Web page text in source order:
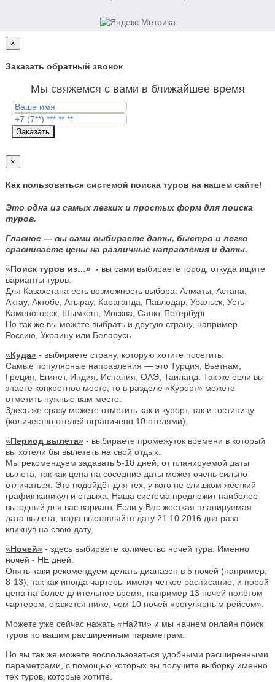
×
Заказать обратный звонок
Мы свяжемся с вами в ближайшее время
Заказать
×
Как пользоваться системой поиска туров на нашем сайте!
Это одна из самых легких и простых форм для поиска
туров.
Главное — вы сами выбираете даты, быстро и легко
сравниваете цены на различные направления и даты.
«Поиск туров из…» - вы сами выбираете город, откуда ищите
варианты туров.
Для Казахстана есть возможность выбора: Алматы, Астана,
Актау, Актобе, Атырау, Караганда, Павлодар, Уральск, Усть-
Каменогорск, Шымкент, Москва, Санкт-Петербург
Но так же вы можете выбрать и другую страну, например
Россию, Украину или Беларусь.
«Куда» - выбираете страну, которую хотите посетить.
Самые популярные направления — это Турция, Вьетнам,
Греция, Египет, Индия, Испания, ОАЭ, Таиланд. Так же если вы
знаете конкретное место, то в разделе «Курорт» можете
отметить нужные вам место.
Здесь же сразу можете отметить как и курорт, так и гостиницу
(количество отелей ограничено 10 отелями).
«Период вылета» - выбираете промежуток времени в который
вы хотели бы вылететь на свой отдых.
Мы рекомендуем задавать 5-10 дней, от планируемой даты
вылета, так как цена на соседние даты может очень сильно
отличаться. Это подойдёт для тех, у кого не слишком жёсткий
график каникул и отдыха. Наша система предложит наиболее
выгодный для вас вариант. Если у Вас жесткая планируемая
дата вылета, тогда выставляйте дату 21.10.2016 два раза
кликнув на свою дату.
«Ночей» - здесь выбираете количество ночей тура. Именно
ночей - НЕ дней.
Опять-таки рекомендуем делать диапазон в 5 ночей (например,
8-13), так как иногда чартеры имеют четкое расписание, и порой
цена на более длительное время, например 13 ночей полётом
чартером, окажется ниже, чем 10 ночей «регулярным рейсом».
Можете уже сейчас нажать «Найти» и мы начнем онлайн поиск
туров по вашим расширенным параметрам.
Но вы так же можете воспользоваться удобными расширенными
параметрами, с помощью которых вы получите выборку именно
тех туров, которые хотите.